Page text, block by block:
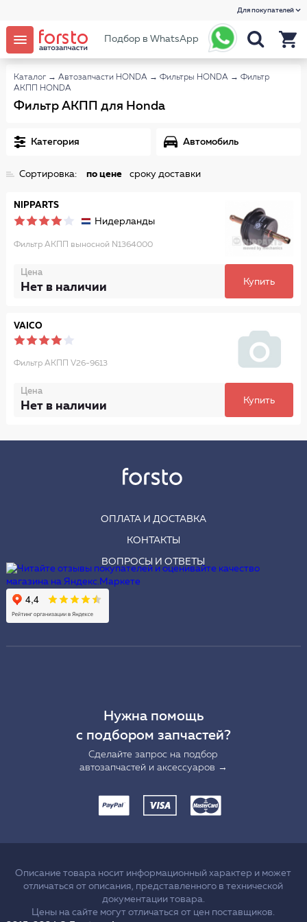
Для покупателей
Подбор в WhatsApp
Каталог → Автозапчасти HONDA → Фильтры HONDA → Фильтр
АКПП HONDA
Фильтр АКПП для Honda
Категория Автомобиль
Сортировка: по цене сроку доставки
NIPPARTS
Нидерланды
Фильтр АКПП выносной N1364000
Цена
Нет в наличии Купить
VAICO
Фильтр АКПП V26-9613
Цена
Нет в наличии Купить
ОПЛАТА И ДОСТАВКА
КОНТАКТЫ
ВОПРОСЫ И ОТВЕТЫ
Нужна помощь
с подбором запчастей?
Сделайте запрос на подбор
автозапчастей и аксессуаров →
Описание товара носит информационный характер и может
отличаться от описания, представленного в технической
документации товара.
Цены на сайте могут отличаться от цен поставщиков.